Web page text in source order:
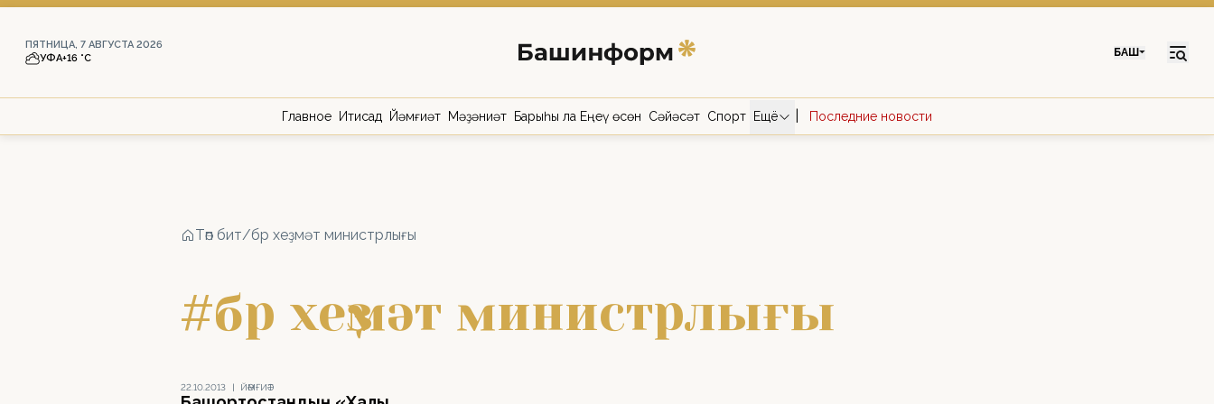
ПЯТНИЦА, 7 АВГУСТА 2026
УФА+16 °С БАШ
Главное Иҡтисад Йәмғиәт Мәҙәниәт Барыһы ла Еңеү өсөн Сәйәсәт Спорт Ещё Последние новости
Төп бит/бр хеҙмәт министрлығы
#бр хеҙмәт министрлығы
22.10.2013 | ЙӘМҒИӘТ